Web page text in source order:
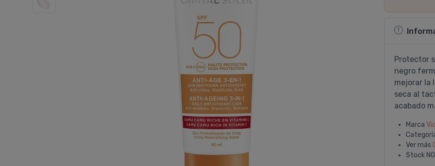
Protector
negro
mejorar la
seca al
acabado
Marca
Ver más
Stock